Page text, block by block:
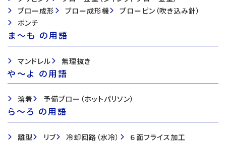
ブロー成形
ブロー成形機
ブローピン（吹き込み針）
ポンチ
ま〜も の用語
マンドレル 無理抜き
や〜よ の用語
溶着 予備ブロー（ホットパリソン）
ら〜ろ の用語
離型 リブ 冷却回路（水冷）
６面フライス加工